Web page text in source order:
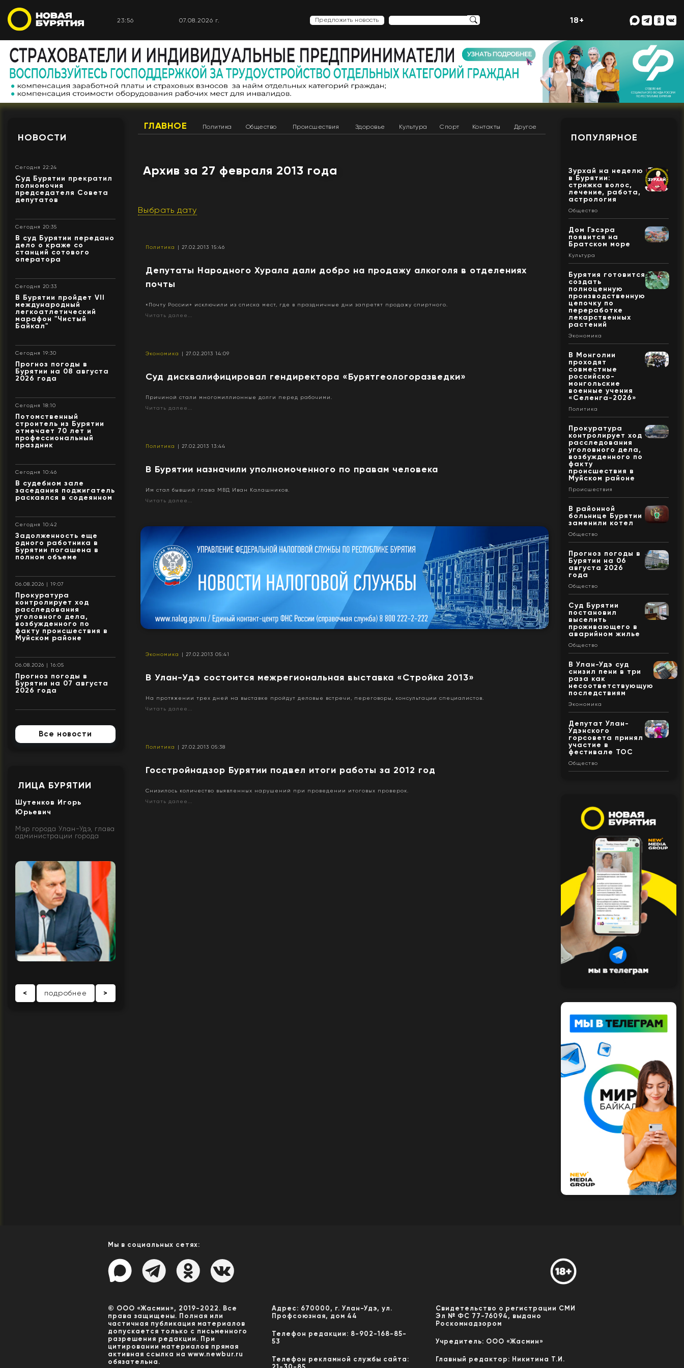
23:56 07.08.2026 г. Предложить новость 18+
НОВОСТИ
Сегодня 22:24
Суд Бурятии прекратил
полномочия
председателя Совета
депутатов
Сегодня 20:35
В суд Бурятии передано
дело о краже со
станций сотового
оператора
Сегодня 20:33
В Бурятии пройдет VII
международный
легкоатлетический
марафон "Чистый
Байкал"
Сегодня 19:30
Прогноз погоды в
Бурятии на 08 августа
2026 года
Сегодня 18:10
Потомственный
строитель из Бурятии
отмечает 70 лет и
профессиональный
праздник
Сегодня 10:46
В судебном зале
заседания поджигатель
раскаялся в содеянном
Сегодня 10:42
Задолженность еще
одного работника в
Бурятии погашена в
полном объеме
06.08.2026 | 19:07
Прокуратура
контролирует ход
расследования
уголовного дела,
возбужденного по
факту происшествия в
Муйском районе
06.08.2026 | 16:05
Прогноз погоды в
Бурятии на 07 августа
2026 года
Все новости
ЛИЦА БУРЯТИИ
Шутенков Игорь
Юрьевич
Мэр города Улан-Удэ, глава
администрации города
< подробнее >
ГЛАВНОЕ Политика Общество Происшествия Здоровье Культура Спорт Контакты Другое
Архив за 27 февраля 2013 года
Выбрать дату
Политика | 27.02.2013 15:46
Депутаты Народного Хурала дали добро на продажу алкоголя в отделениях
почты
«Почту России» исключили из списка мест, где в праздничные дни запретят продажу спиртного.
Читать далее...
Экономика | 27.02.2013 14:09
Суд дисквалифицировал гендиректора «Бурятгеологоразведки»
Причиной стали многомиллионные долги перед рабочими.
Читать далее...
Политика | 27.02.2013 13:44
В Бурятии назначили уполномоченного по правам человека
Им стал бывший глава МВД Иван Калашников.
Читать далее...
Экономика | 27.02.2013 05:41
В Улан-Удэ состоится межрегиональная выставка «Стройка 2013»
На протяжении трех дней на выставке пройдут деловые встречи, переговоры, консультации специалистов.
Читать далее...
Политика | 27.02.2013 05:38
Госстройнадзор Бурятии подвел итоги работы за 2012 год
Снизилось количество выявленных нарушений при проведении итоговых проверок.
Читать далее...
ПОПУЛЯРНОЕ
Зурхай на неделю
в Бурятии:
стрижка волос,
лечение, работа,
астрология
Общество
Дом Гэсэра
появится на
Братском море
Культура
Бурятия готовится
создать
полноценную
производственную
цепочку по
переработке
лекарственных
растений
Экономика
В Монголии
проходят
совместные
российско-
монгольские
военные учения
«Селенга-2026»
Политика
Прокуратура
контролирует ход
расследования
уголовного дела,
возбужденного по
факту
происшествия в
Муйском районе
Происшествия
В районной
больнице Бурятии
заменили котел
Общество
Прогноз погоды в
Бурятии на 06
августа 2026
года
Общество
Суд Бурятии
постановил
выселить
проживающего в
аварийном жилье
Общество
В Улан-Удэ суд
снизил пени в три
раза как
несоответствующую
последствиям
Экономика
Депутат Улан-
Удэнского
горсовета принял
участие в
фестивале ТОС
Общество
Мы в социальных сетях:
© ООО «Жасмин», 2019-2022. Все
права защищены. Полная или
частичная публикация материалов
допускается только с письменного
разрешения редакции. При
цитировании материалов прямая
активная ссылка на www.newbur.ru
обязательна.
Адрес: 670000, г. Улан-Удэ, ул.
Профсоюзная, дом 44
Телефон редакции: 8-902-168-85-
53
Телефон рекламной службы сайта:
Свидетельство о регистрации СМИ
Эл № ФС 77-76094, выдано
Роскомнадзором
Учредитель: ООО «Жасмин»
Главный редактор: Никитина Т.И.